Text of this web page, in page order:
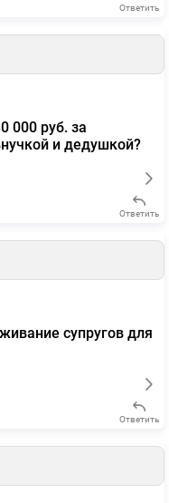
Ответить
000 руб. за
и дедушкой?
Ответить
супругов для
Ответить